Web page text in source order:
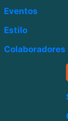
Eventos
Estilo
Colaboradores